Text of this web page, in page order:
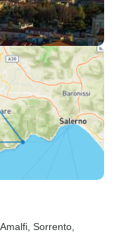
, Amalfi , Sorrento